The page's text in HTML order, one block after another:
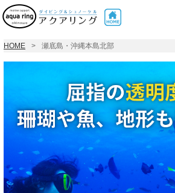
HOME 瀬底島・沖縄本島北部